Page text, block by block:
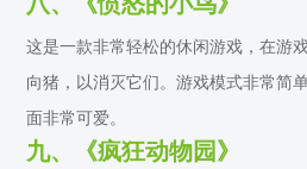
这是一款非常轻松的休闲游戏，在游
向猪，以消灭它们。游戏模式非常简
面非常可爱。
九、《疯狂动物园》